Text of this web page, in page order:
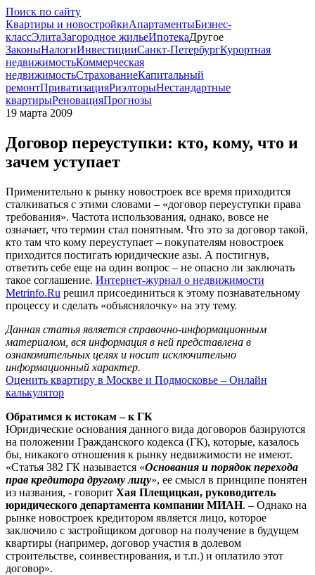
Поиск по сайту
Квартиры и новостройкиАпартаментыБизнес-
классЭлитаЗагородное жильеИпотекаДругое
ЗаконыНалогиИнвестицииСанкт-ПетербургКурортная
недвижимостьКоммерческая
недвижимостьСтрахованиеКапитальный
ремонтПриватизацияРиэлторыНестандартные
квартирыРеновацияПрогнозы
19 марта 2009
Договор переуступки: кто, кому, что и
зачем уступает
Применительно к рынку новостроек все время приходится
сталкиваться с этими словами – «договор переуступки права
требования». Частота использования, однако, вовсе не
означает, что термин стал понятным. Что это за договор такой,
кто там что кому переуступает – покупателям новостроек
приходится постигать юридические азы. А постигнув,
ответить себе еще на один вопрос – не опасно ли заключать
такое соглашение. Интернет-журнал о недвижимости
Metrinfo.Ru решил присоединиться к этому познавательному
процессу и сделать «объяснялочку» на эту тему.
Данная статья является справочно-информационным
материалом, вся информация в ней представлена в
ознакомительных целях и носит исключительно
информационный характер.
Оценить квартиру в Москве и Подмосковье – Онлайн
калькулятор
Обратимся к истокам – к ГК
Юридические основания данного вида договоров базируются
на положении Гражданского кодекса (ГК), которые, казалось
бы, никакого отношения к рынку недвижимости не имеют.
«Статья 382 ГК называется «Основания и порядок перехода
прав кредитора другому лицу», ее смысл в принципе понятен
из названия, - говорит Хая Плещицкая, руководитель
юридического департамента компании МИАН. – Однако на
рынке новостроек кредитором является лицо, которое
заключило с застройщиком договор на получение в будущем
квартиры (например, договор участия в долевом
строительстве, соинвестирования, и т.п.) и оплатило этот
договор».